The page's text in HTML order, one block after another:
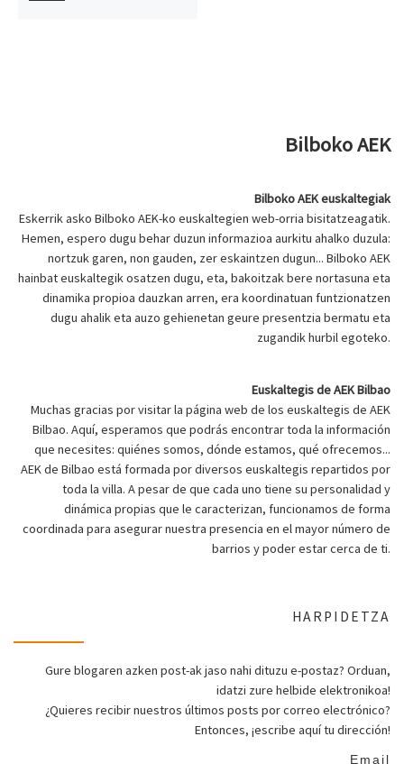
Bilboko AEK
Bilboko AEK euskaltegiak
Eskerrik asko Bilboko AEK-ko euskaltegien web-orria bisitatzeagatik.
Hemen, espero dugu behar duzun informazioa aurkitu ahalko duzula:
nortzuk garen, non gauden, zer eskaintzen dugun... Bilboko AEK
hainbat euskaltegik osatzen dugu, eta, bakoitzak bere nortasuna eta
dinamika propioa dauzkan arren, era koordinatuan funtzionatzen
dugu ahalik eta auzo gehienetan geure presentzia bermatu eta
zugandik hurbil egoteko.
Euskaltegis de AEK Bilbao
Muchas gracias por visitar la página web de los euskaltegis de AEK
Bilbao. Aquí, esperamos que podrás encontrar toda la información
que necesites: quiénes somos, dónde estamos, qué ofrecemos...
AEK de Bilbao está formada por diversos euskaltegis repartidos por
toda la villa. A pesar de que cada uno tiene su personalidad y
dinámica propias que le caracterizan, funcionamos de forma
coordinada para asegurar nuestra presencia en el mayor número de
barrios y poder estar cerca de ti.
HARPIDETZA
Gure blogaren azken post-ak jaso nahi dituzu e-postaz? Orduan,
idatzi zure helbide elektronikoa!
¿Quieres recibir nuestros últimos posts por correo electrónico?
Entonces, ¡escribe aquí tu dirección!
Email